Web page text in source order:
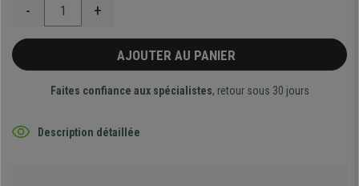
- +
AJOUTER AU PANIER
Faites confiance aux spécialistes, retour sous 30 jours
Description détaillée